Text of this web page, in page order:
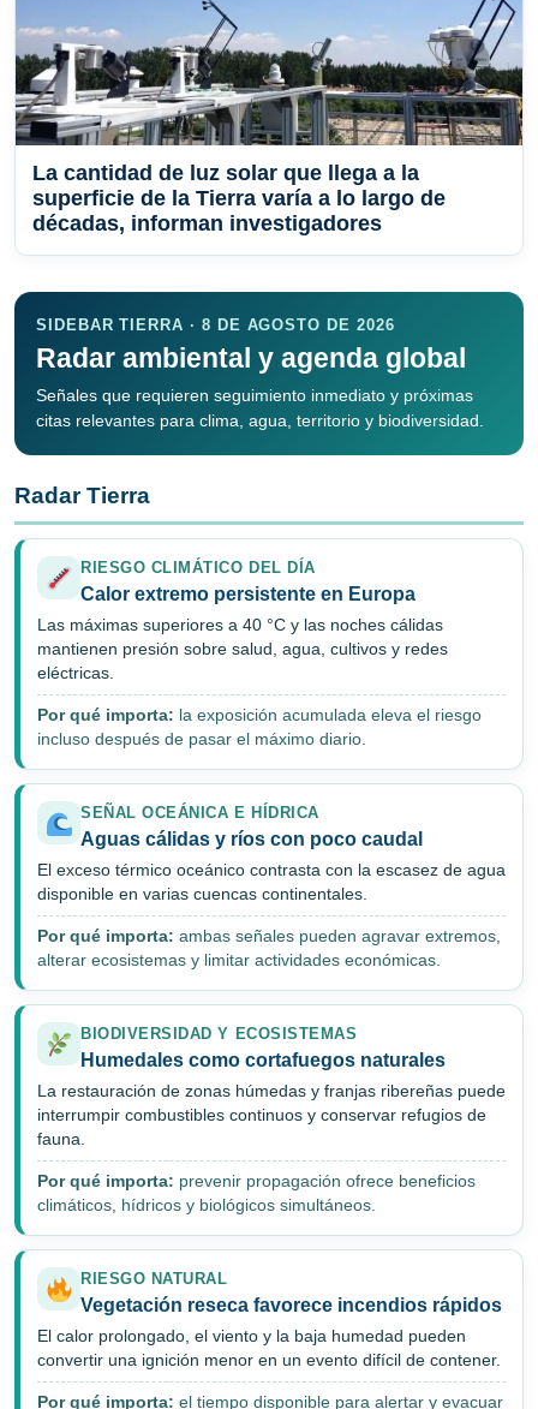
La cantidad de luz solar que llega a la
superficie de la Tierra varía a lo largo de
décadas, informan investigadores
SIDEBAR TIERRA · 8 DE AGOSTO DE 2026
Radar ambiental y agenda global
Señales que requieren seguimiento inmediato y próximas
citas relevantes para clima, agua, territorio y biodiversidad.
Radar Tierra
RIESGO CLIMÁTICO DEL DÍA
Calor extremo persistente en Europa
Las máximas superiores a 40 °C y las noches cálidas
mantienen presión sobre salud, agua, cultivos y redes
eléctricas.
Por qué importa: la exposición acumulada eleva el riesgo
incluso después de pasar el máximo diario.
SEÑAL OCEÁNICA E HÍDRICA
Aguas cálidas y ríos con poco caudal
El exceso térmico oceánico contrasta con la escasez de agua
disponible en varias cuencas continentales.
Por qué importa: ambas señales pueden agravar extremos,
alterar ecosistemas y limitar actividades económicas.
BIODIVERSIDAD Y ECOSISTEMAS
Humedales como cortafuegos naturales
La restauración de zonas húmedas y franjas ribereñas puede
interrumpir combustibles continuos y conservar refugios de
fauna.
Por qué importa: prevenir propagación ofrece beneficios
climáticos, hídricos y biológicos simultáneos.
RIESGO NATURAL
Vegetación reseca favorece incendios rápidos
El calor prolongado, el viento y la baja humedad pueden
convertir una ignición menor en un evento difícil de contener.
Por qué importa: el tiempo disponible para alertar y evacuar